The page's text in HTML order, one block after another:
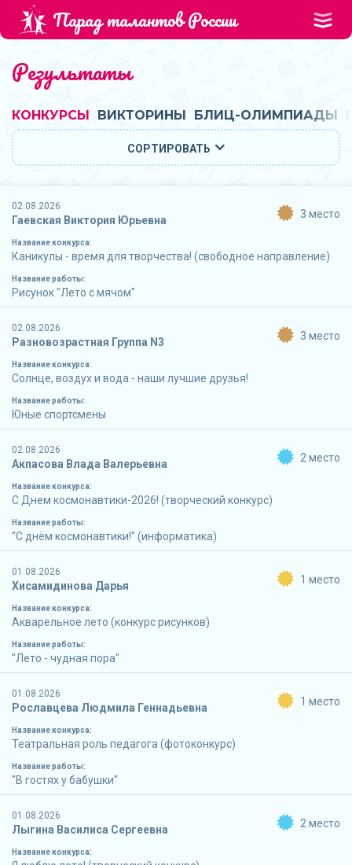
Парад талантов России
Результаты
КОНКУРСЫ ВИКТОРИНЫ БЛИЦ-ОЛИМПИАДЫ
СОРТИРОВАТЬ
02.08.2026
Гаевская Виктория Юрьевна
Название конкурса:
Каникулы - время для творчества! (свободное направление)
Название работы:
Рисунок "Лето с мячом"
3 место
02.08.2026
Разновозрастная Группа N3
Название конкурса:
Солнце, воздух и вода - наши лучшие друзья!
Название работы:
Юные спортсмены
3 место
02.08.2026
Акпасова Влада Валерьевна
Название конкурса:
С Днем космонавтики-2026! (творческий конкурс)
Название работы:
"С днём космонавтики!" (информатика)
2 место
01.08.2026
Хисамидинова Дарья
Название конкурса:
Акварельное лето (конкурс рисунков)
Название работы:
"Лето - чудная пора"
1 место
01.08.2026
Рославцева Людмила Геннадьевна
Название конкурса:
Театральная роль педагога (фотоконкурс)
Название работы:
"В гостях у бабушки"
1 место
01.08.2026
Лыгина Василиса Сергеевна
Название конкурса:
2 место